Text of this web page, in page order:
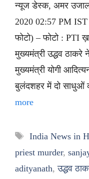
न्यूज डेस्क, अमर
2020 02:57 PM IST
फोटो) – फोटो : PTI
मुख्यमंत्री उद्धव ठाकरे
मुख्यमंत्री योगी
बुलंदशहर में दो साधुओं
more
Tags
India News in
priest murder,
adityanath,उद्धव